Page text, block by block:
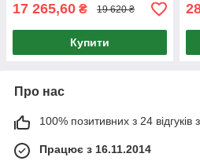
17 265,60 ₴ 19 620 ₴
Купити
Про нас
100% позитивних з 24 відгуків
Працює з 16.11.2014